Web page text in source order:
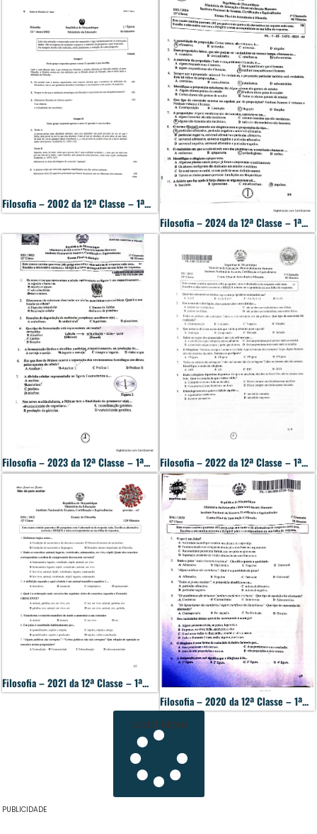
Filosofia – 2002 da 12ª Classe – 1ª...
Filosofia – 2024 da 12ª Classe – 1ª...
Filosofia – 2023 da 12ª Classe – 1ª... Filosofia – 2022 da 12ª Classe – 1ª...
Filosofia – 2021 da 12ª Classe – 1ª...
Filosofia – 2020 da 12ª Classe – 1ª...
Load More
PUBLICIDADE